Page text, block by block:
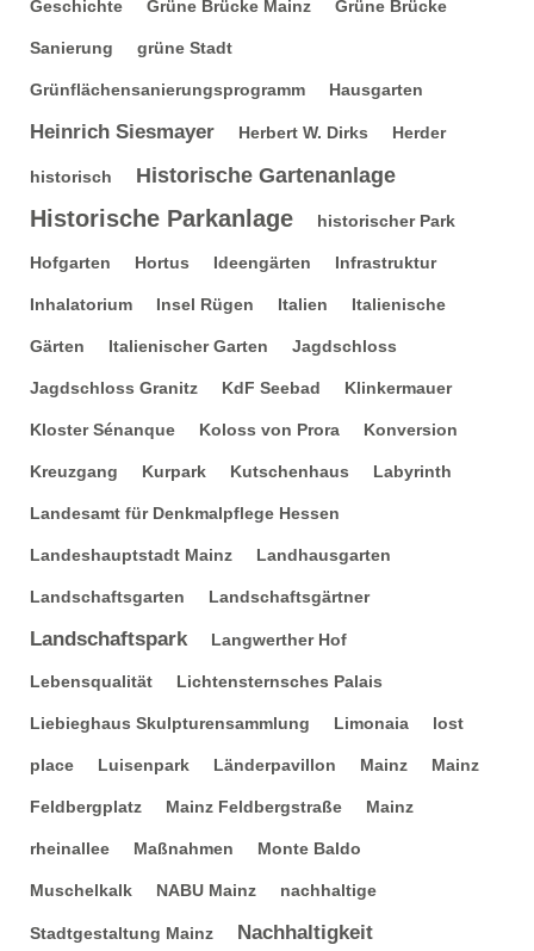
Geschichte Grüne Brücke Mainz Grüne Brücke
Sanierung grüne Stadt
Grünflächensanierungsprogramm Hausgarten
Heinrich Siesmayer Herbert W. Dirks Herder
historisch Historische Gartenanlage
Historische Parkanlage historischer Park
Hofgarten Hortus Ideengärten Infrastruktur
Inhalatorium Insel Rügen Italien Italienische
Gärten Italienischer Garten Jagdschloss
Jagdschloss Granitz KdF Seebad Klinkermauer
Kloster Sénanque Koloss von Prora Konversion
Kreuzgang Kurpark Kutschenhaus Labyrinth
Landesamt für Denkmalpflege Hessen
Landeshauptstadt Mainz Landhausgarten
Landschaftsgarten Landschaftsgärtner
Landschaftspark Langwerther Hof
Lebensqualität Lichtensternsches Palais
Liebieghaus Skulpturensammlung Limonaia lost
place Luisenpark Länderpavillon Mainz Mainz
Feldbergplatz Mainz Feldbergstraße Mainz
rheinallee Maßnahmen Monte Baldo
Muschelkalk NABU Mainz nachhaltige
Stadtgestaltung Mainz Nachhaltigkeit